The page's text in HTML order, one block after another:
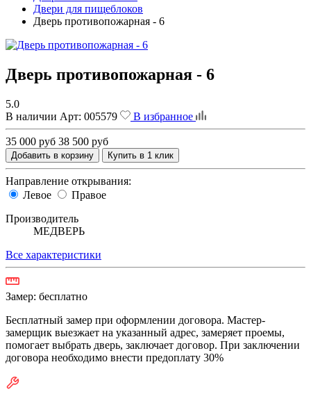
Двери для пищеблоков
Дверь противопожарная - 6
Дверь противопожарная - 6
5.0
В наличии Арт: 005579 В избранное
35 000 руб 38 500 руб
Добавить в корзину Купить в 1 клик
Направление открывания:
Левое
Правое
Производитель
МЕДВЕРЬ
Все характеристики
Замер: бесплатно
Бесплатный замер при оформлении договора. Мастер-
замерщик выезжает на указанный адрес, замеряет проемы,
помогает выбрать дверь, заключает договор. При заключении
договора необходимо внести предоплату 30%